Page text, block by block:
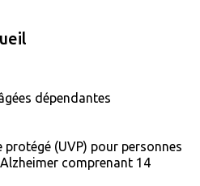
dépendantes
protégé (UVP) pour personnes
comprenant 14